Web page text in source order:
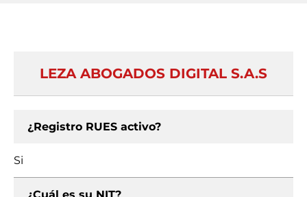
LEZA ABOGADOS DIGITAL S.A.S
¿Registro RUES activo?
Si